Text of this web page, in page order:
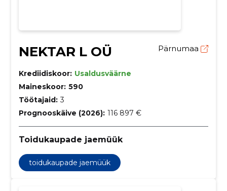
NEKTAR L OÜ Pärnumaa
Krediidiskoor: Usaldusväärne
Maineskoor: 590
Töötajaid: 3
Prognooskäive (2026): 116 897 €
Toidukaupade jaemüük
toidukaupade jaemüük